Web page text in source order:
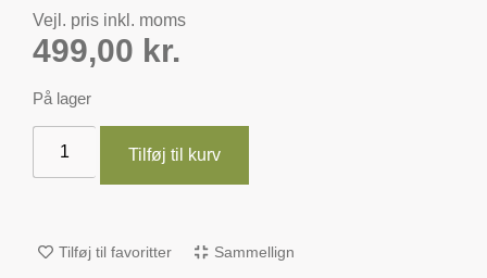
Vejl. pris inkl. moms
499,00 kr.
På lager
Tilføj til kurv
Tilføj til favoritter Sammellign